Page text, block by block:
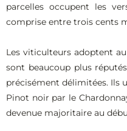
parcelles occupent les
comprise entre trois cents
Les viticulteurs adoptent
sont beaucoup plus
précisément délimitées. Ils
Pinot noir par le
devenue majoritaire au